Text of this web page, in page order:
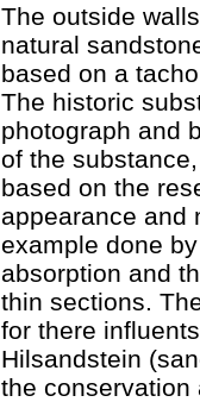
The outside
natural
based on a
The historic
photograph and
of the
based on the
appearance and
example done
absorption and
thin sections.
for there
Hilsandstein
the conservation